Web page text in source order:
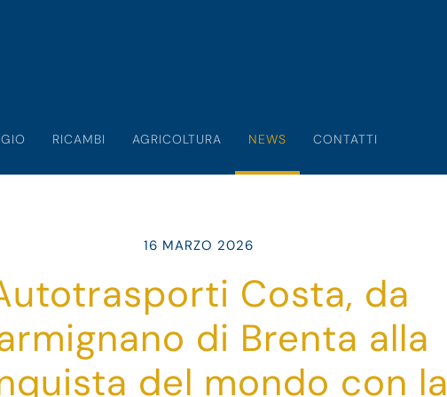
RICAMBI AGRICOLTURA NEWS CONTATTI
16 MARZO 2026
Costa, da
di Brenta alla
del mondo con la